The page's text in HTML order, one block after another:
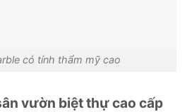
có tính thẩm mỹ cao
vườn biệt thự cao cấp